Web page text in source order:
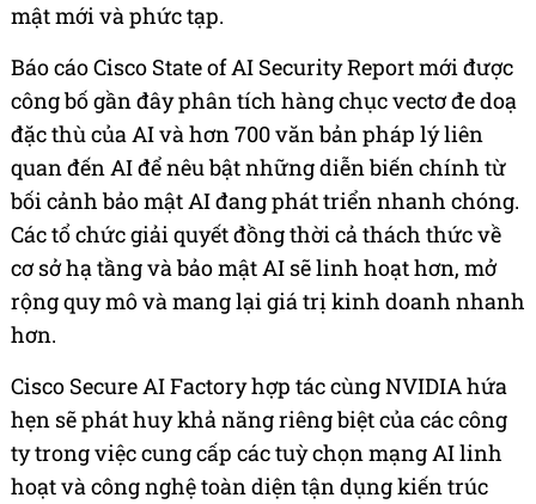
mật mới và phức tạp.
Báo cáo Cisco State of AI Security Report mới được
công bố gần đây phân tích hàng chục vectơ đe doạ
đặc thù của AI và hơn 700 văn bản pháp lý liên
quan đến AI để nêu bật những diễn biến chính từ
bối cảnh bảo mật AI đang phát triển nhanh chóng.
Các tổ chức giải quyết đồng thời cả thách thức về
cơ sở hạ tầng và bảo mật AI sẽ linh hoạt hơn, mở
rộng quy mô và mang lại giá trị kinh doanh nhanh
hơn.
Cisco Secure AI Factory hợp tác cùng NVIDIA hứa
hẹn sẽ phát huy khả năng riêng biệt của các công
ty trong việc cung cấp các tuỳ chọn mạng AI linh
hoạt và công nghệ toàn diện tận dụng kiến trúc